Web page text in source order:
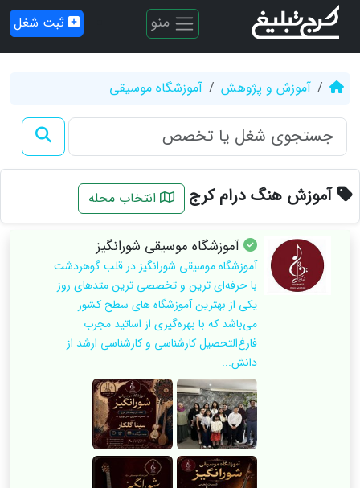
منو ثبت شغل
آموزش و پژوهش آموزشگاه موسیقی
آموزش هنگ درام کرج انتخاب محله
آموزشگاه موسیقی شورانگیز
آموزشگاه موسیقی شورانگیز در قلب گوهردشت
با حرفه‌ای ترین و تخصصی ترین متدهای روز
یکی از بهترین آموزشگاه های سطح کشور
می‌باشد که با بهره‌گیری از اساتید مجرب
فارغ‌التحصیل کارشناسی و کارشناسی ارشد از
دانش...